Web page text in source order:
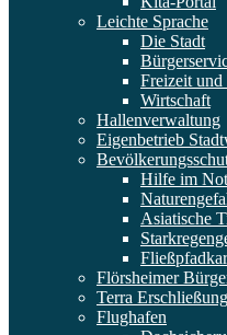
Leichte Sprache
Die Stadt
Freizeit
Wirtschaft
Hallenverwaltung
Eigenbetrieb
Hilfe im
Asiatische
Flörsheimer
Terra
Flughafen